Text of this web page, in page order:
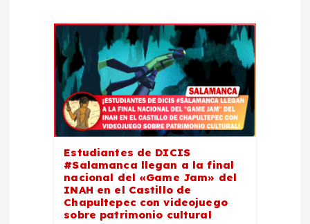
Estudiantes de DICIS
#Salamanca llegan a la final
nacional del «Game Jam» del
INAH en el Castillo de
Chapultepec con videojuego
sobre patrimonio cultural